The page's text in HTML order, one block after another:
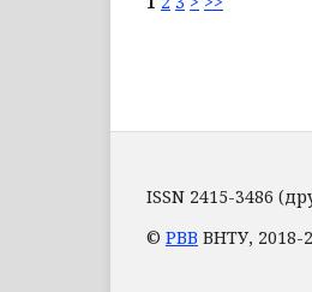
ISSN 2415-3486
© РВВ ВНТУ, 2018-